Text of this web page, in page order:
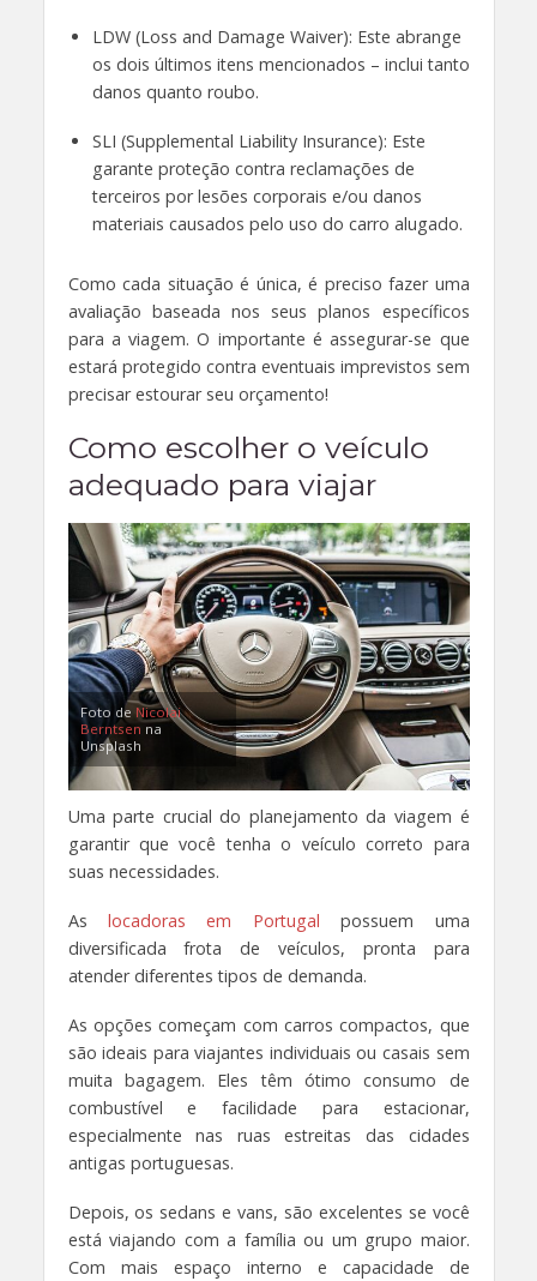
LDW (Loss and Damage Waiver): Este abrange
os dois últimos itens mencionados – inclui tanto
danos quanto roubo.
SLI (Supplemental Liability Insurance): Este
garante proteção contra reclamações de
terceiros por lesões corporais e/ou danos
materiais causados ​​pelo uso do carro alugado.
Como cada situação é única, é preciso fazer uma
avaliação baseada nos seus planos específicos
para a viagem. O importante é assegurar-se que
estará protegido contra eventuais imprevistos sem
precisar estourar seu orçamento!
Como escolher o veículo
adequado para viajar
Foto de Nicolai
Berntsen na
Unsplash
Uma parte crucial do planejamento da viagem é
garantir que você tenha o veículo correto para
suas necessidades.
As locadoras em Portugal possuem uma
diversificada frota de veículos, pronta para
atender diferentes tipos de demanda.
As opções começam com carros compactos, que
são ideais para viajantes individuais ou casais sem
muita bagagem. Eles têm ótimo consumo de
combustível e facilidade para estacionar,
especialmente nas ruas estreitas das cidades
antigas portuguesas.
Depois, os sedans e vans, são excelentes se você
está viajando com a família ou um grupo maior.
Com mais espaço interno e capacidade de